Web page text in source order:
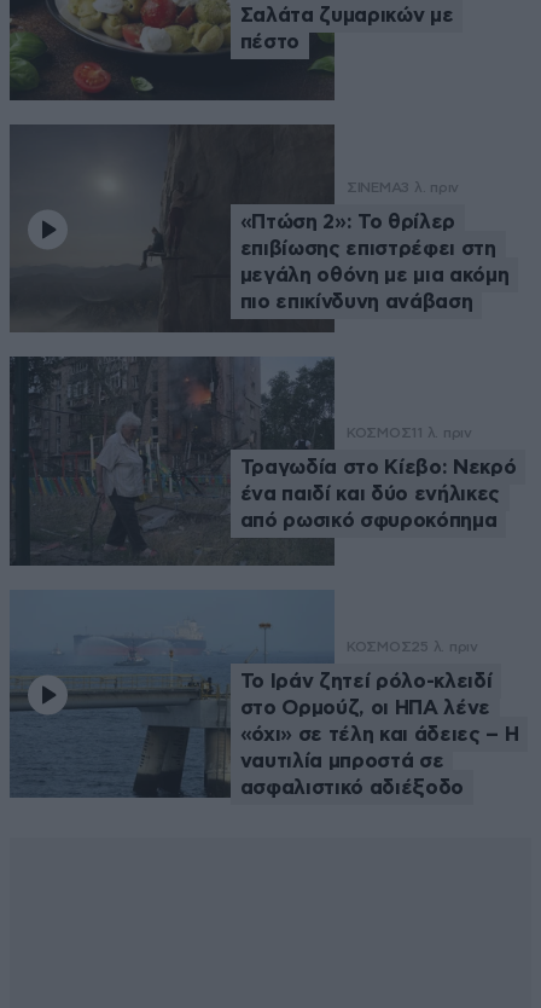
Σαλάτα ζυμαρικών με
πέστο
ΣΙΝΕΜΑ3 λ. πριν
«Πτώση 2»: Το θρίλερ
επιβίωσης επιστρέφει στη
μεγάλη οθόνη με μια ακόμη
πιο επικίνδυνη ανάβαση
ΚΟΣΜΟΣ 11 λ. πριν
Τραγωδία στο Κίεβο: Νεκρό
ένα παιδί και δύο ενήλικες
από ρωσικό σφυροκόπημα
ΚΟΣΜΟΣ25 λ. πριν
Το Ιράν ζητεί ρόλο-κλειδί
στο Ορμούζ, οι ΗΠΑ λένε
«όχι» σε τέλη και άδειες – Η
ναυτιλία μπροστά σε
ασφαλιστικό αδιέξοδο